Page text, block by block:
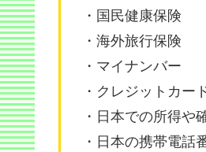
・国民健康保険
・海外旅行保険
・マイナンバー
・クレジットカー
・日本での所得や
・日本の携帯電話